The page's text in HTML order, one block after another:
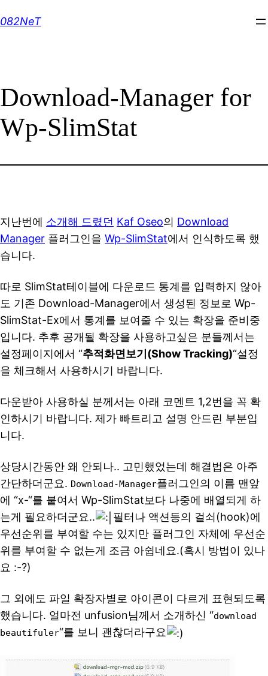
to
082NeT
Download-Manager for
Wp-SlimStat
지난번에 소개해 드렸던 Kaf Oseo의 Download
Manager 플러그인을 Wp-SlimStat에서 인식하도록 했
습니다.
따로 SlimStat테이블에 다운로드 통계를 입력하지 않아
도 기존 Download-Manager에서 생성된 정보로 Wp-
SlimStat-Ex에서 통계를 보여줄 수 있는 확장을 준비중
입니다. 추후 공개될 확장을 사용하고싶은 분들께서는
설정페이지에서 “추적화면보기(Show Tracking)“설정
을 체크해서 사용하시기 바랍니다.
다운받아 사용하실 분께서는 아래 코멘트 1,2번을 꼭 확
인하시기 바랍니다. 제가 빠트리고 설명 안드린 부분입
니다.
상당시간동안 왜 안되나.. 고민했었는데 해결법은 아주
간단하더군요. Download-Manager플러그인의 이름 맨앞
에 “x-“를 붙여서 Wp-SlimStat보다 나중에 배열되게 하
는게 필요하더군요..
필터나 액션등의 걸쇠(hook)에
우선순위를 부여할 수는 있지만 플러그인 자체에 우선순
위를 부여할 수 없는게 조금 아쉽네요.(혹시 방법이 있나
요 :-?)
그 외에도 파일 확장자별로 아이콘이 다르게 표현되도록
했습니다. 얼마전 unfusion님께서 소개하신 “download
beautifuler“를 보니 괜찮더라구요